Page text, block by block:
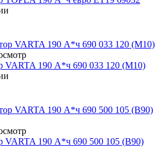
VARTA 190 А*ч 690 033 120 (M10)
VARTA 190 А*ч 690 500 105 (B90)